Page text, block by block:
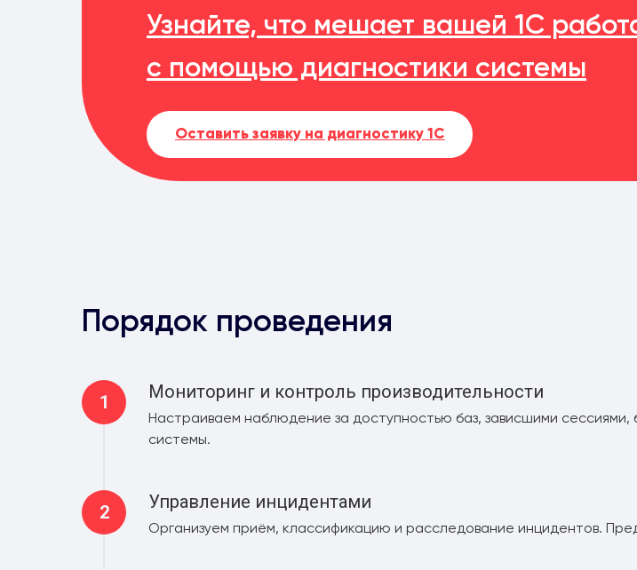
Узнайте, что мешает вашей 1С
с помощью диагностики системы
Оставить заявку на диагностику 1С
Порядок проведения
Мониторинг и контроль производительности
Настраиваем наблюдение за доступностью баз, зависшими
системы.
Управление инцидентами
Организуем приём, классификацию и расследование инцидентов.